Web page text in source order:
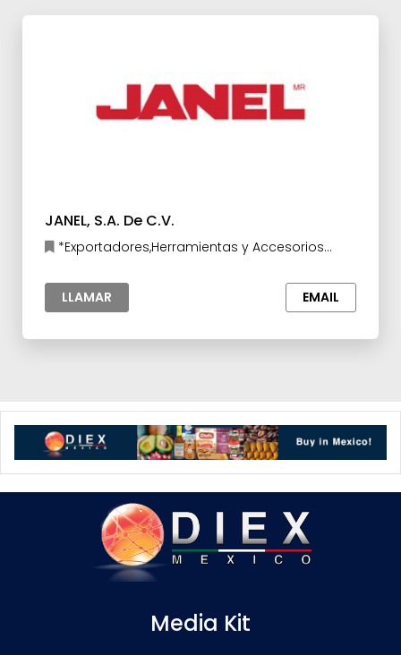
JANEL, S.A. De C.V.
*Exportadores,Herramientas y Accesorios
LLAMAR
EMAIL
Media Kit